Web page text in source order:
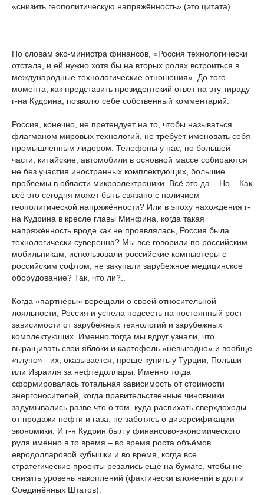
«снизить геополитическую напряжённость» (это цитата).
По словам экс-министра финансов, «Россия технологически
отстала, и ей нужно хотя бы на вторых ролях встроиться в
международные технологические отношения». До того
момента, как представить президентский ответ на эту тираду
г-на Кудрина, позволю себе собственный комментарий.
Россия, конечно, не претендует на то, чтобы называться
флагманом мировых технологий, не требует именовать себя
промышленным лидером. Телефоны у нас, по большей
части, китайские, автомобили в основной массе собираются
не без участия иностранных комплектующих, большие
проблемы в области микроэлектроники. Всё это да... Но... Как
всё это сегодня может быть связано с наличием
геополитической напряжённости? Или в эпоху нахождения г-
на Кудрина в кресле главы Минфина, когда такая
напряжённость вроде как не проявлялась, Россия была
технологически суверенна? Мы все говорили по российским
мобильникам, использовали российские компьютеры с
российским софтом, не закупали зарубежное медицинское
оборудование? Так, что ли?..
Когда «партнёры» верещали о своей относительной
лояльности, Россия и успела подсесть на постоянный рост
зависимости от зарубежных технологий и зарубежных
комплектующих. Именно тогда мы вдруг узнали, что
выращивать свои яблоки и картофель «невыгодно» и вообще
«глупо» - их, оказывается, проще купить у Турции, Польши
или Израиля за нефтедоллары. Именно тогда
сформировалась тотальная зависимость от стоимости
энергоносителей, когда правительственные чиновники
задумывались разве что о том, куда распихать сверхдоходы
от продажи нефти и газа, не заботясь о диверсификации
экономики. И г-н Кудрин был у финансово-экономического
руля именно в то время – во время роста объёмов
евродолларовой кубышки и во время, когда все
стратегические проекты резались ещё на бумаге, чтобы не
снизить уровень накоплений (фактически вложений в долги
Соединённых Штатов).